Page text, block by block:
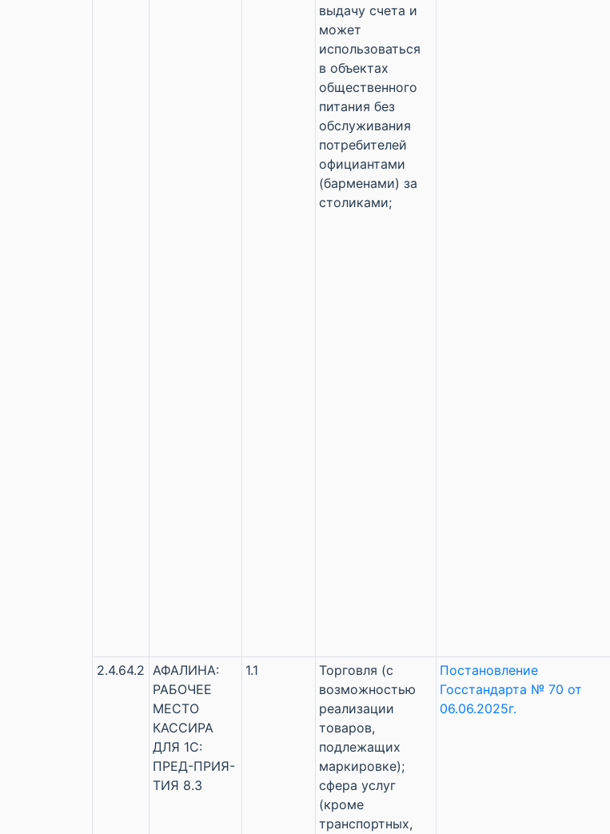
выдачу счета и
может
использоваться
в объектах
общественного
питания без
обслуживания
потребителей
официантами
(барменами) за
столиками;
2.4.64.2 АФАЛИНА:
РАБОЧЕЕ
МЕСТО
КАССИРА
ДЛЯ 1С:
ПРЕД-ПРИЯ-
ТИЯ 8.3
1.1
Торговля (с
возможностью
реализации
товаров,
подлежащих
маркировке);
сфера услуг
(кроме
транспортных,
Постановление
Госстандарта № 70 от
06.06.2025г.